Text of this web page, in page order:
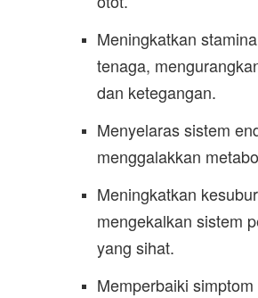
Meningkatkan
tenaga,
dan ketegangan.
Menyelaras sistem
menggalakkan
Meningkatkan
mengekalkan sistem
yang sihat.
Memperbaiki